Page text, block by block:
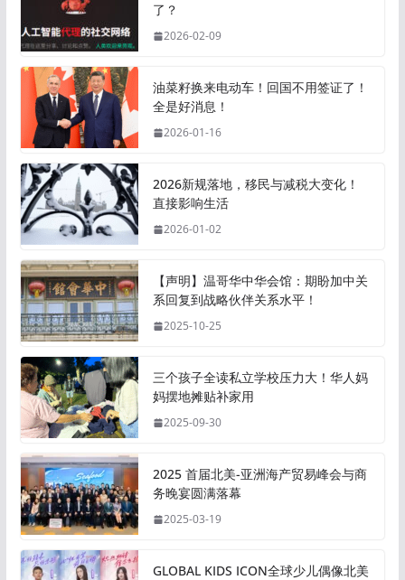
了？
2026-02-09
油菜籽换来电动车！回国不用签证了！
全是好消息！
2026-01-16
2026新规落地，移民与减税大变化！
直接影响生活
2026-01-02
【声明】温哥华中华会馆：期盼加中关
系回复到战略伙伴关系水平！
2025-10-25
三个孩子全读私立学校压力大！华人妈
妈摆地摊贴补家用
2025-09-30
2025 首届北美-亚洲海产贸易峰会与商
务晚宴圆满落幕
2025-03-19
GLOBAL KIDS ICON全球少儿偶像北美